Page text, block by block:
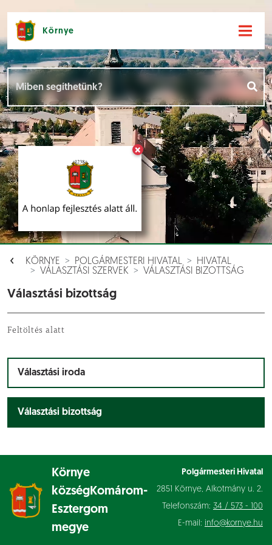
×
Környe
KÖRNYE POLGÁRMESTERI HIVATAL
HIVATAL
VÁLASZTÁSI SZERVEK
VÁLASZTÁSI BIZOTTSÁG
Választási bizottság
Feltöltés alatt
Választási iroda
Választási bizottság
Környe
községKomárom-
Esztergom
megye
Polgármesteri Hivatal
2851 Környe, Alkotmány u. 2.
Telefonszám: 34 / 573 - 100
E-mail: info@kornye.hu
Hírek [
Események []
Dokumentumok []
Aloldalak [ ]